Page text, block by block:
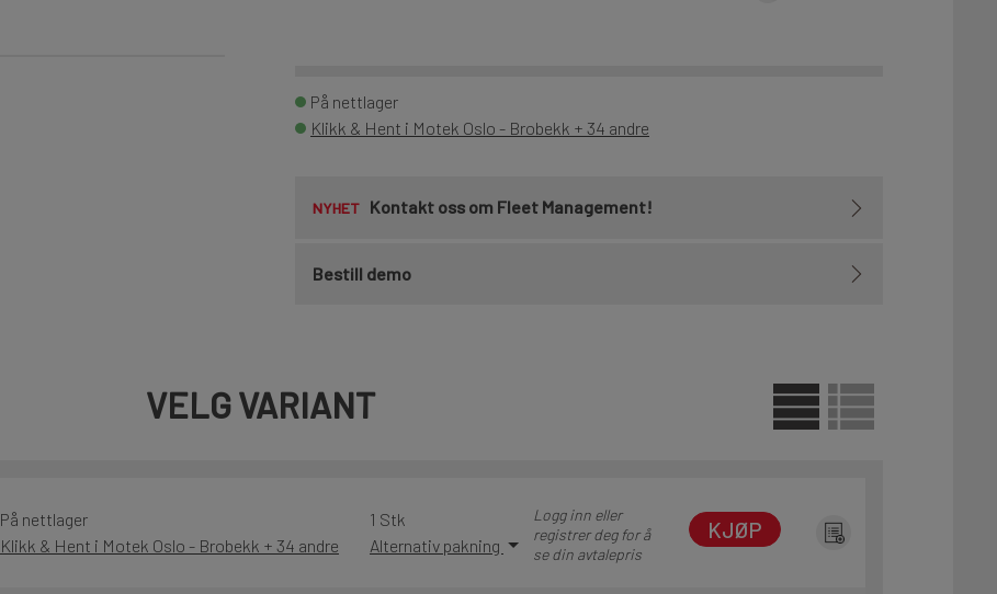
På nettlager
Klikk & Hent i Motek Oslo - Brobekk + 34 andre
NYHET Kontakt oss om Fleet Management!
Bestill demo
VELG VARIANT
På nettlager
Klikk & Hent i Motek Oslo - Brobekk + 34 andre
1 Stk
Alternativ pakning
Logg inn eller
registrer deg for å
se din avtalepris
KJØP